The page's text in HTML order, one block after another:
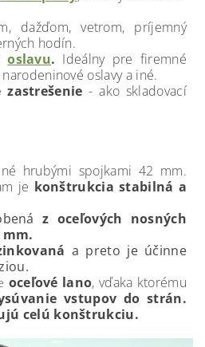
dažďom, vetrom, príjemný
hodín.
oslavu. Ideálny pre firemné
oslavy a iné.
zastrešenie - ako skladovací
hrubými spojkami 42 mm.
je konštrukcia stabilná a
z oceľových nosných
a preto jeúčinne
oceľové lano, vďaka ktorému
vstupov do strán.
celú konštrukciu.